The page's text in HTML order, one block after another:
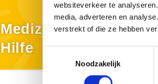
websiteverkeer te
media, adverteren en
verstrekt of die ze hebben
Noodzakelijk
Medizinische
Hilfe
.